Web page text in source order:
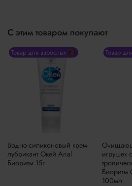
С этим товаром покупают
Товар для взрослых 🔞
Водно-силиконовый крем-
лубрикант Окей Anal
Биоритм 15г
Товар
игрушек
Биоритм
100мл